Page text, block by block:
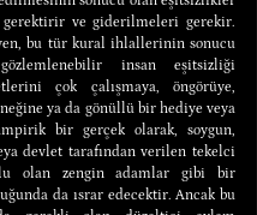
ve giderilmeleri gerekir.
bu tür kural ihlallerinin sonucu
insan eşitsizliği
çok çalışmaya, öngörüye,
ya da gönüllü bir hediye veya
bir gerçek olarak, soygun,
devlet tarafından verilen tekelci
olan zengin adamlar gibi bir
da ısrar edecektir. Ancak bu